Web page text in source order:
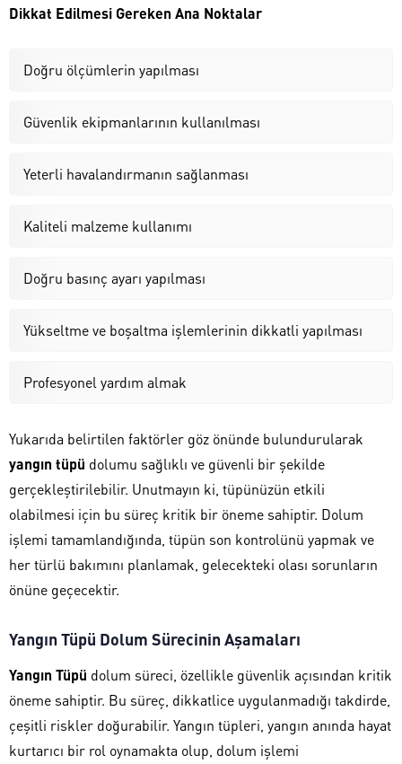
Dikkat Edilmesi Gereken Ana Noktalar
Doğru ölçümlerin yapılması
Güvenlik ekipmanlarının kullanılması
Yeterli havalandırmanın sağlanması
Kaliteli malzeme kullanımı
Doğru basınç ayarı yapılması
Yükseltme ve boşaltma işlemlerinin dikkatli yapılması
Profesyonel yardım almak
Yukarıda belirtilen faktörler göz önünde bulundurularak
yangın tüpü dolumu sağlıklı ve güvenli bir şekilde
gerçekleştirilebilir. Unutmayın ki, tüpünüzün etkili
olabilmesi için bu süreç kritik bir öneme sahiptir. Dolum
işlemi tamamlandığında, tüpün son kontrolünü yapmak ve
her türlü bakımını planlamak, gelecekteki olası sorunların
önüne geçecektir.
Yangın Tüpü Dolum Sürecinin Aşamaları
Yangın Tüpü dolum süreci, özellikle güvenlik açısından kritik
öneme sahiptir. Bu süreç, dikkatlice uygulanmadığı takdirde,
çeşitli riskler doğurabilir. Yangın tüpleri, yangın anında hayat
kurtarıcı bir rol oynamakta olup, dolum işlemi